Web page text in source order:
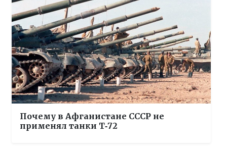
Почему в Афганистане СССР не
применял танки Т‑72